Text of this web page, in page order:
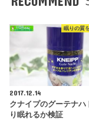
眠りの質
2017.12.14
クナイプのグーテナハ
り眠れるか検証